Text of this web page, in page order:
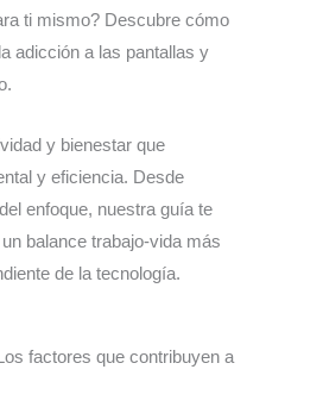
ti mismo? Descubre cómo
adicción a las pantallas y
y bienestar que
y eficiencia. Desde
enfoque, nuestra guía te
balance trabajo-vida más
de la tecnología.
factores que contribuyen a